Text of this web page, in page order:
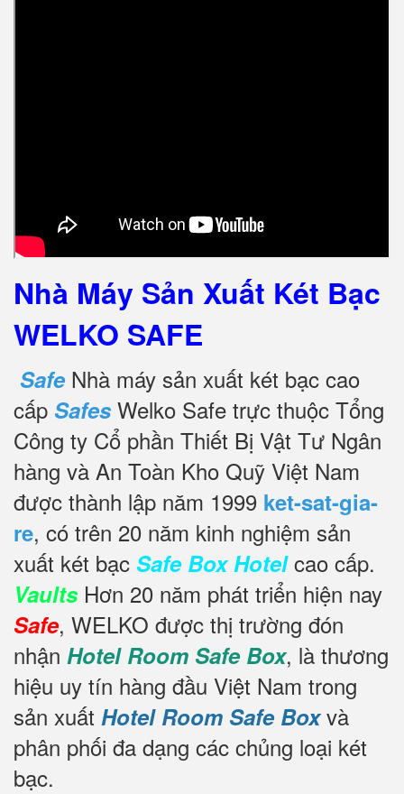
Nhà Máy Sản Xuất Két Bạc
WELKO SAFE
Safe Nhà máy sản xuất két bạc cao
cấp SafesWelko Safe trực thuộc Tổng
Công ty Cổ phần Thiết Bị Vật Tư Ngân
hàng và An Toàn Kho Quỹ Việt Nam
được thành lập năm 1999 ket-sat-gia-
re, có trên 20 năm kinh nghiệm sản
xuất két bạc Safe Box Hotelcao cấp.
VaultsHơn 20 năm phát triển hiện nay
Safe, WELKO được thị trường đón
nhận Hotel Room Safe Box, là thương
hiệu uy tín hàng đầu Việt Nam trong
sản xuất Hotel Room Safe Boxvà
phân phối đa dạng các chủng loại két
bạc.